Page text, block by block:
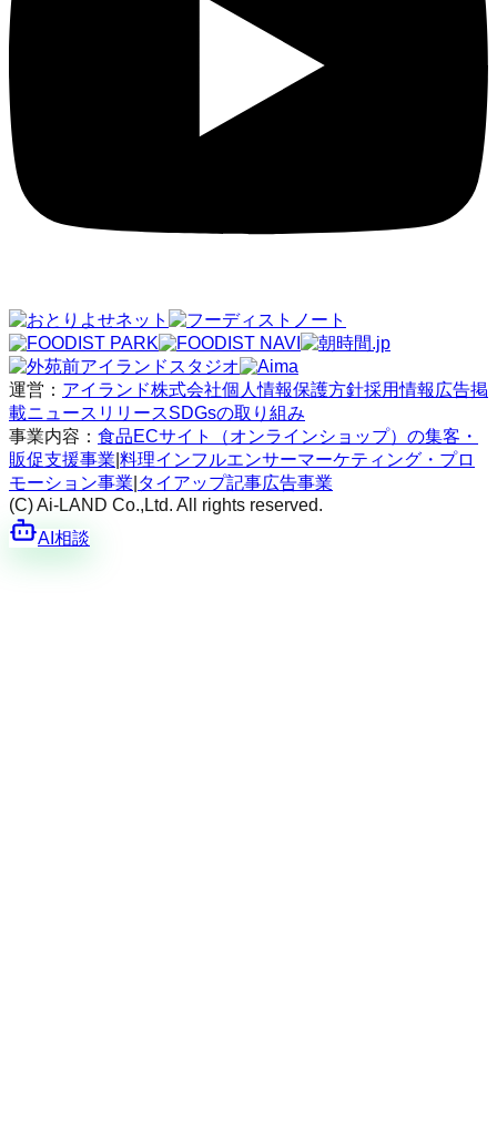
運営： アイランド株式会社個人情報保護方針採用情報 広告掲
載ニュースリリースSDGsの取り組み
事業内容： 食品ECサイト（オンラインショップ）の集客・
販促支援事業 料理インフルエンサーマーケティング・プロ
モーション事業 タイアップ記事広告事業
(C) Ai-LAND Co.,Ltd. All rights reserved.
AI相談